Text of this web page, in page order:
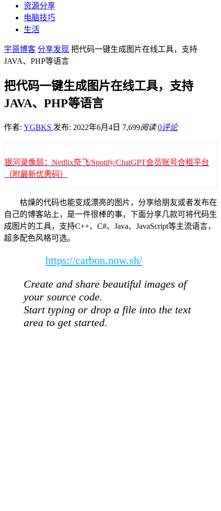
资源分享
电脑技巧
生活
宇哥博客 分享发现 把代码一键生成图片在线工具，支持
JAVA、PHP等语言
把代码一键生成图片在线工具，支持
JAVA、PHP等语言
作者: YGBKS 发布: 2022年6月4日 7,699阅读 0评论
银河录像局：Netflix奈飞/Spotify/ChatGPT会员账号合租平台
（附最新优惠码）
枯燥的代码也能变成漂亮的图片，分享给朋友或者发布在
自己的博客站上，是一件很棒的事，下面分享几款可将代码生
成图片的工具，支持C++、C#、Java、JavaScript等主流语言，
超多配色风格可选。
https://carbon.now.sh/
Create and share beautiful images of
your source code.
Start typing or drop a file into the text
area to get started.